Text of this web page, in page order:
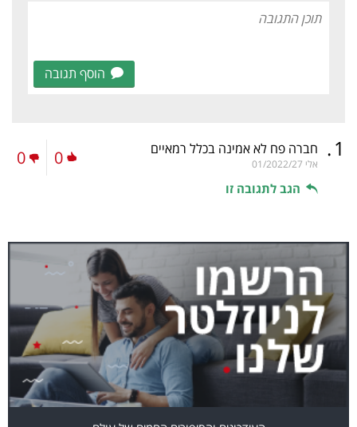
הוסף תגובה
1
. חברה פח לא אמינה בכלל רמאיים
אלי 01/2022/27
הגב לתגובה זו
0
0